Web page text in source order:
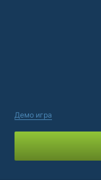
Демо игра